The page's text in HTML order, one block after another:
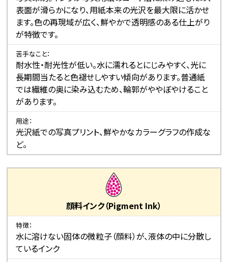
表面が滑らかになり、用紙本来の光沢を最大限に活かせ
ます。色の再現域が広く、鮮やかで透明感のある仕上がり
が特徴です。
苦手なこと
耐水性・耐光性が低い。水に濡れるとにじみやすく、光に
長期間当たると色褪せしやすい傾向があります。普通紙
では繊維の奥に染み込むため、輪郭がややぼやけること
があります。
用途
光沢紙での写真プリント、鮮やかなカラーグラフの作成な
ど。
顔料インク（Pigment Ink）
特徴
水に溶けない固体の微粒子（顔料）が、液体の中に分散し
ているインク